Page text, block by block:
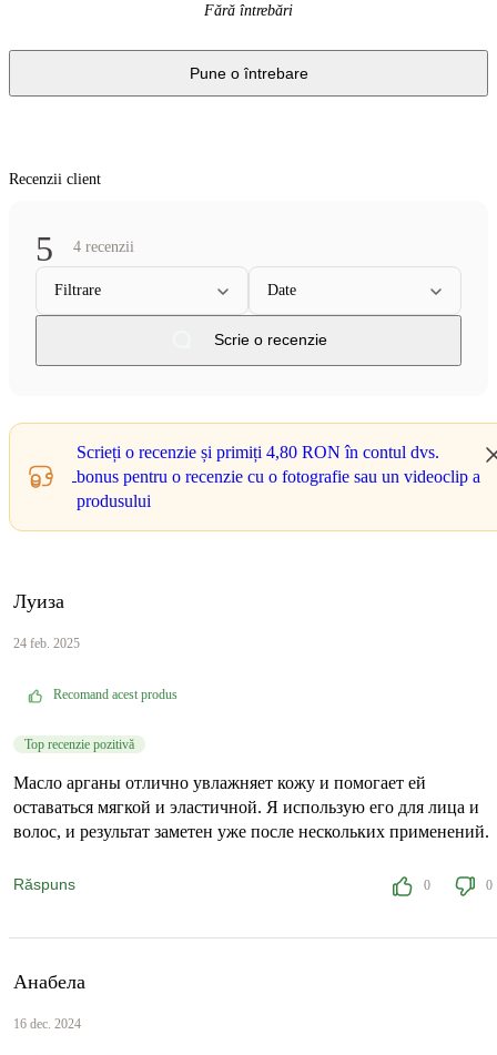
Fără întrebări
Pune o întrebare
Recenzii client
5 4 recenzii
Filtrare Date
Scrie o recenzie
Scrieți o recenzie și primiți 4,80 RON în contul dvs.
bonus pentru o recenzie cu o fotografie sau un videoclip a
produsului
Луиза
24 feb. 2025
Recomand acest produs
Top recenzie pozitivă
Масло арганы отлично увлажняет кожу и помогает ей
оставаться мягкой и эластичной. Я использую его для лица и
волос, и результат заметен уже после нескольких применений.
Răspuns 0 0
Анабела
16 dec. 2024